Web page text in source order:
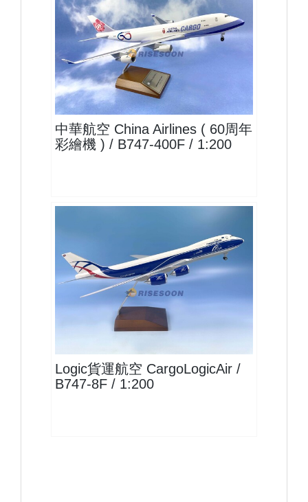
CAL20B744F03
中華航空 China Airlines ( 60周年
彩繪機 ) / B747-400F / 1:200
CLU20B748F01 $2200
Logic貨運航空 CargoLogicAir /
B747-8F / 1:200